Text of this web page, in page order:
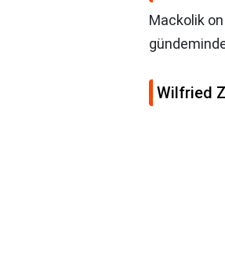
Mackolik
Wilfried